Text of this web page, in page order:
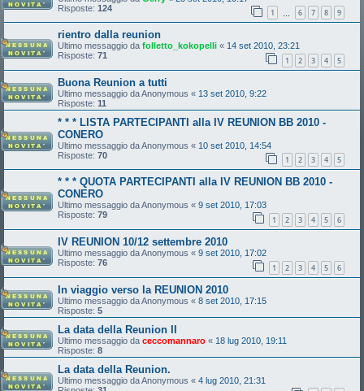
Risposte: 124 1 6 7 8 9
rientro dalla reunion
Ultimo messaggio da folletto_kokopelli « 14 set 2010, 23:21
Risposte: 71 1 2 3 4 5
Buona Reunion a tutti
Ultimo messaggio daAnonymous « 13 set 2010, 9:22
Risposte: 11
* * * LISTA PARTECIPANTI alla IV REUNION BB 2010 -
CONERO
Ultimo messaggio daAnonymous « 10 set 2010, 14:54
Risposte: 70 1 2 3 4 5
* * * QUOTA PARTECIPANTI alla IV REUNION BB 2010 -
CONERO
Ultimo messaggio daAnonymous « 9 set 2010, 17:03
Risposte: 79 1 2 3 4 5 6
IV REUNION 10/12 settembre 2010
Ultimo messaggio daAnonymous « 9 set 2010, 17:02
Risposte: 76 1 2 3 4 5 6
In viaggio verso la REUNION 2010
Ultimo messaggio daAnonymous « 8 set 2010, 17:15
Risposte: 5
La data della Reunion II
Ultimo messaggio da ceccomannaro « 18 lug 2010, 19:11
Risposte: 8
La data della Reunion.
Ultimo messaggio daAnonymous « 4 lug 2010, 21:31